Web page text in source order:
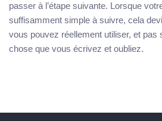
passer à l’étape suivante. Lorsque
suffisamment simple à suivre, cela
vous pouvez réellement utiliser, et pas
chose que vous écrivez et oubliez.